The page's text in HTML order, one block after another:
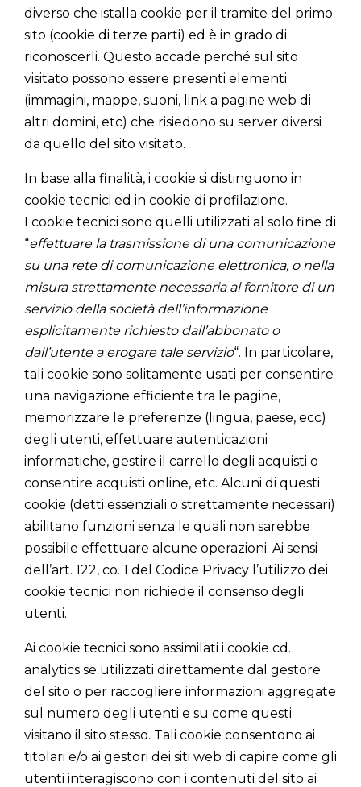
diverso che istalla cookie per il tramite del primo
sito (cookie di terze parti) ed è in grado di
riconoscerli. Questo accade perché sul sito
visitato possono essere presenti elementi
(immagini, mappe, suoni, link a pagine web di
altri domini, etc) che risiedono su server diversi
da quello del sito visitato.
In base alla finalità, i cookie si distinguono in
cookie tecnici ed in cookie di profilazione.
I cookie tecnici sono quelli utilizzati al solo fine di
“effettuare la trasmissione di una comunicazione
su una rete di comunicazione elettronica, o nella
misura strettamente necessaria al fornitore di un
servizio della società dell’informazione
esplicitamente richiesto dall’abbonato o
dall’utente a erogare tale servizio“. In particolare,
tali cookie sono solitamente usati per consentire
una navigazione efficiente tra le pagine,
memorizzare le preferenze (lingua, paese, ecc)
degli utenti, effettuare autenticazioni
informatiche, gestire il carrello degli acquisti o
consentire acquisti online, etc. Alcuni di questi
cookie (detti essenziali o strettamente necessari)
abilitano funzioni senza le quali non sarebbe
possibile effettuare alcune operazioni. Ai sensi
dell’art. 122, co. 1 del Codice Privacy l’utilizzo dei
cookie tecnici non richiede il consenso degli
utenti.
Ai cookie tecnici sono assimilati i cookie cd.
analytics se utilizzati direttamente dal gestore
del sito o per raccogliere informazioni aggregate
sul numero degli utenti e su come questi
visitano il sito stesso. Tali cookie consentono ai
titolari e/o ai gestori dei siti web di capire come gli
utenti interagiscono con i contenuti del sito ai